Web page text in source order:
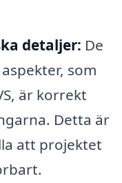
detaljer: De
som
är korrekt
Detta är
att projektet